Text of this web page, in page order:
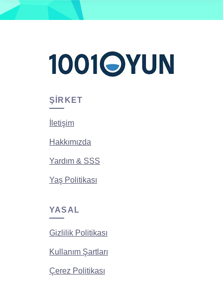
ŞIRKET
İletişim
Hakkımızda
Yardım & SSS
Yaş Politikası
YASAL
Gizlilik Politikası
Kullanım Şartları
Çerez Politikası